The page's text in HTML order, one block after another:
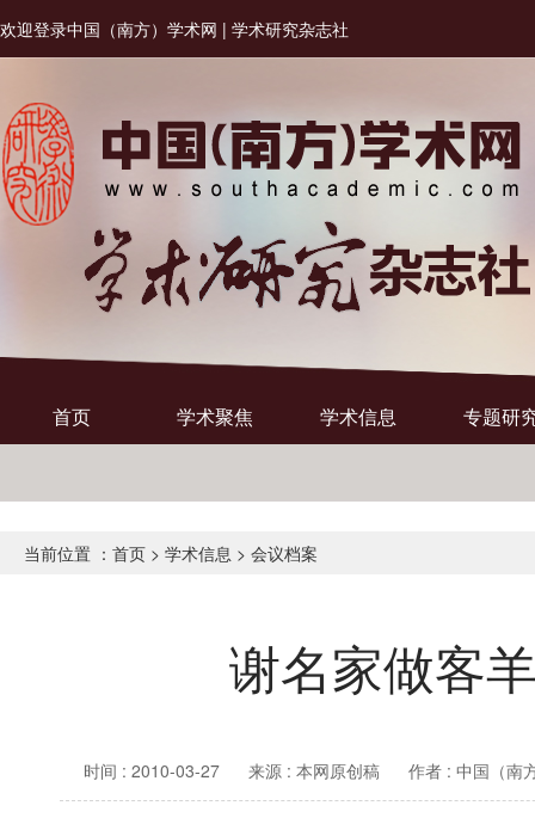
欢迎登录中国（南方）学术网 | 学术研究杂志社
首页 学术聚焦 学术信息 专题研
当前位置 ： 首页 > 学术信息 > 会议档案
谢名家做客
时间 : 2010-03-27 来源 : 本网原创稿 作者 : 中国（南